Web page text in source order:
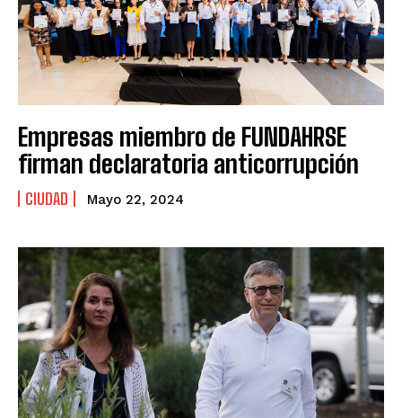
Empresas miembro de FUNDAHRSE
firman declaratoria anticorrupción
CIUDAD Mayo 22, 2024